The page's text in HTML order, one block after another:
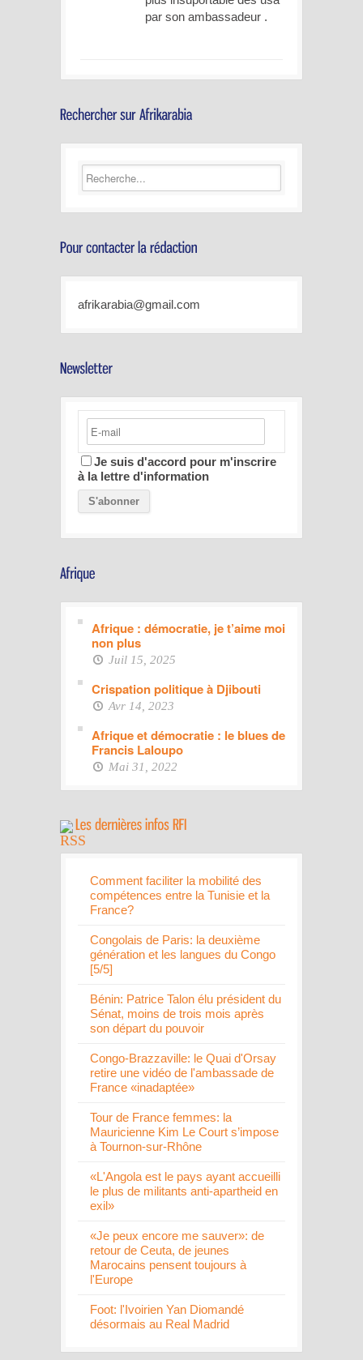
par son ambassadeur .
afrikarabia@gmail.com
Je suis d'accord pour m'inscrire
à la lettre d'information
Afrique : démocratie, je t’aime moi
non plus
Juil 15, 2025
Crispation politique à Djibouti
Avr 14, 2023
Afrique et démocratie : le blues de
Francis Laloupo
Mai 31, 2022
Comment faciliter la mobilité des
compétences entre la Tunisie et la
France?
Congolais de Paris: la deuxième
génération et les langues du Congo
[5/5]
Bénin: Patrice Talon élu président du
Sénat, moins de trois mois après
son départ du pouvoir
Congo-Brazzaville: le Quai d'Orsay
retire une vidéo de l'ambassade de
France «inadaptée»
Tour de France femmes: la
Mauricienne Kim Le Court s’impose
à Tournon-sur-Rhône
«L'Angola est le pays ayant accueilli
le plus de militants anti-apartheid en
exil»
«Je peux encore me sauver»: de
retour de Ceuta, de jeunes
Marocains pensent toujours à
l'Europe
Foot: l'Ivoirien Yan Diomandé
désormais au Real Madrid